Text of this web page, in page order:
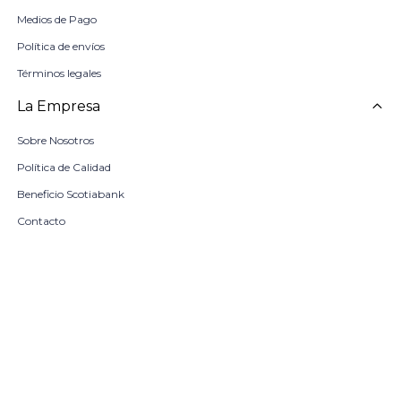
Medios de Pago
Política de envíos
Términos legales
La Empresa
Sobre Nosotros
Política de Calidad
Beneficio Scotiabank
Contacto